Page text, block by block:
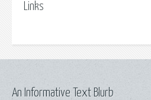
Links
An Informative Text Blurb